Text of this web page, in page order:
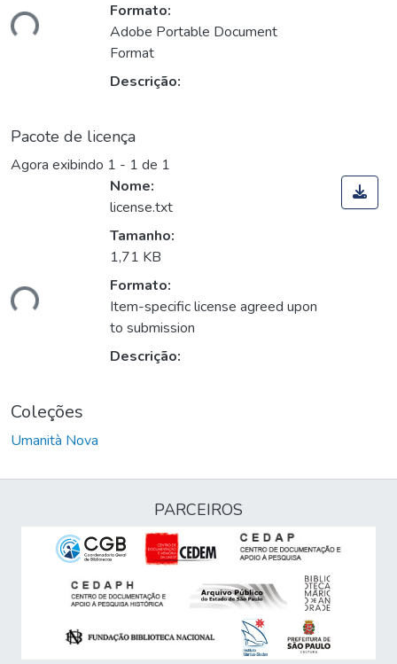
Formato:
Adobe Portable Document
Format
Descrição:
Pacote de licença
Agora exibindo 1 - 1 de 1
Nome:
license.txt
Tamanho:
1,71 KB
Formato:
Item-specific license agreed upon
to submission
Descrição:
Coleções
Umanità Nova
PARCEIROS